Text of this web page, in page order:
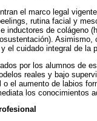
el marco legal
rutina facial y
inductores de colágeno
el cuidado integral de la
por los alumnos de
reales y bajo
el aumento de labios
los conocimientos